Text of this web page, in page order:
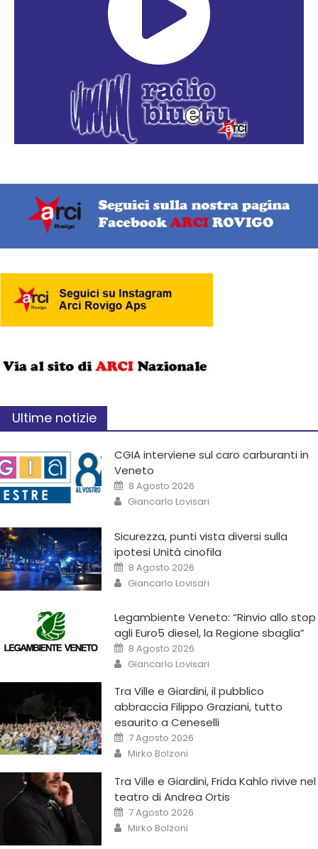
Ultime notizie
CGIA interviene sul caro carburanti in
Veneto
8 Agosto 2026
Giancarlo Lovisari
Sicurezza, punti vista diversi sulla
ipotesi Unità cinofila
8 Agosto 2026
Giancarlo Lovisari
Legambiente Veneto: “Rinvio allo stop
agli Euro5 diesel, la Regione sbaglia”
8 Agosto 2026
Giancarlo Lovisari
Tra Ville e Giardini, il pubblico
abbraccia Filippo Graziani, tutto
esaurito a Ceneselli
7 Agosto 2026
Mirko Bolzoni
Tra Ville e Giardini, Frida Kahlo rivive nel
teatro di Andrea Ortis
7 Agosto 2026
Mirko Bolzoni